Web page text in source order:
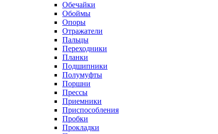
Обечайки
Обоймы
Опоры
Отражатели
Пальцы
Переходники
Планки
Подшипники
Полумуфты
Поршни
Прессы
Приемники
Приспособления
Пробки
Прокладки